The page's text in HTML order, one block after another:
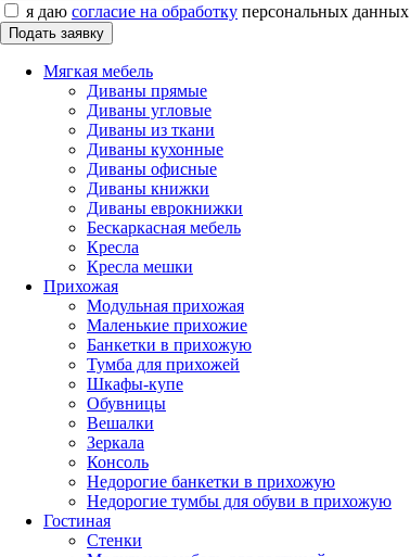
я даю согласие на обработку персональных данных
Мягкая мебель
Диваны прямые
Диваны угловые
Диваны из ткани
Диваны кухонные
Диваны офисные
Диваны книжки
Диваны еврокнижки
Бескаркасная мебель
Кресла
Кресла мешки
Прихожая
Модульная прихожая
Маленькие прихожие
Банкетки в прихожую
Тумба для прихожей
Шкафы-купе
Обувницы
Вешалки
Зеркала
Консоль
Недорогие банкетки в прихожую
Недорогие тумбы для обуви в прихожую
Гостиная
Стенки